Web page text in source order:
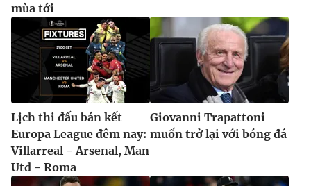
® Cấm sao chép dưới mọi hình thức nếu không có sự chấp
thuận bằng văn bản. Ghi rõ nguồn VTV.vn khi phát hành lại
thông tin từ website này.
mùa tới
Lịch thi đấu bán kết
Europa League đêm nay:
Villarreal - Arsenal, Man
Utd - Roma
Giovanni Trapattoni
muốn trở lại với bóng đá